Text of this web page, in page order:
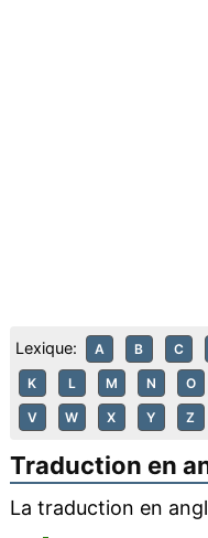
Lexique: A B C
K L M N O
V W X Y Z
Traduction en
La traduction en